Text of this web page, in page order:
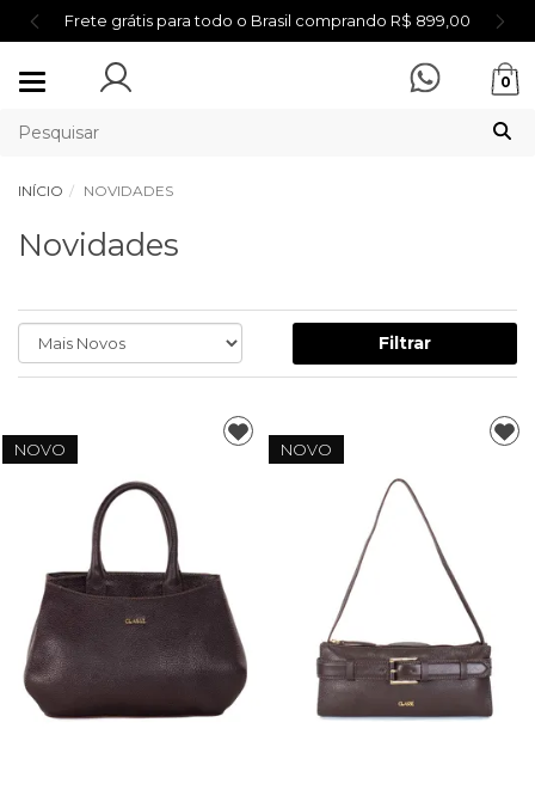
Frete grátis para todo o Brasil comprando R$ 899,00
Mudar
0
INÍCIO NOVIDADES
Novidades
Filtrar
NOVO NOVO